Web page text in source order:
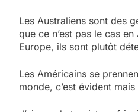
Les Australiens sont des
que ce n’est pas le cas
Europe, ils sont plutôt
Les Américains se
monde, c’est évident